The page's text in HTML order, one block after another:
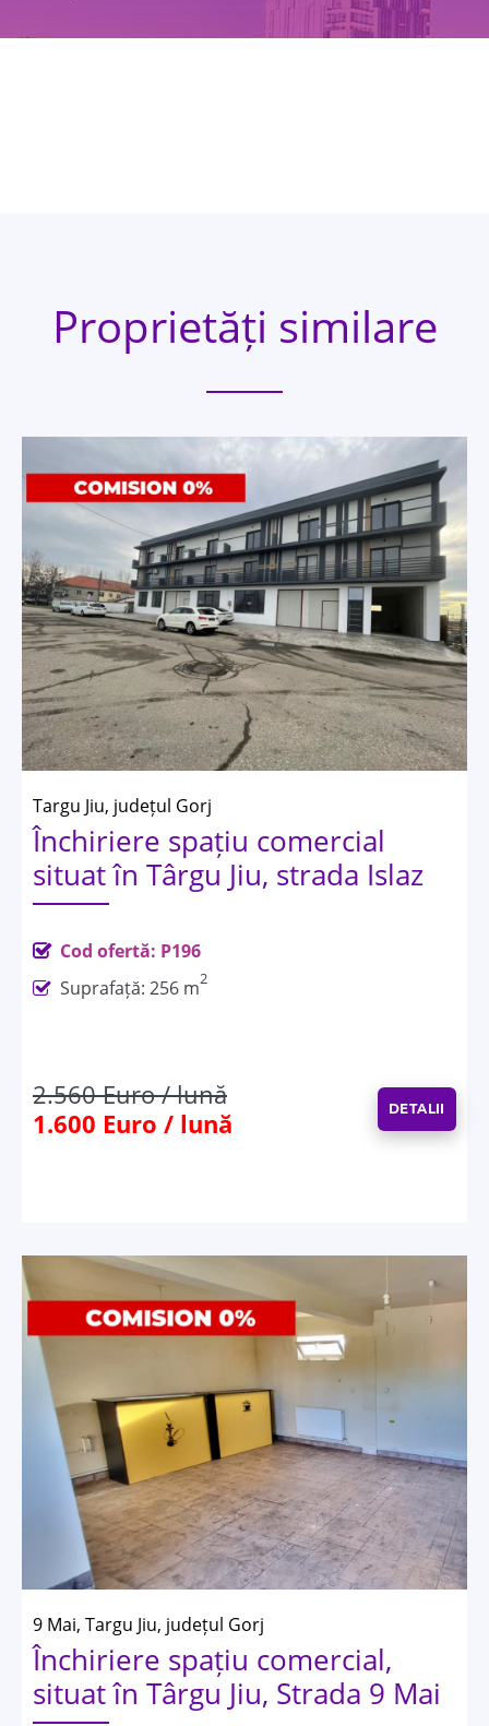
Proprietăți similare
Targu Jiu, județul Gorj
Închiriere spațiu comercial
situat în Târgu Jiu, strada Islaz
Cod ofertă: P196
Suprafață: 256 m2
2.560 Euro / lună
1.600 Euro / lună
DETALII
9 Mai, Targu Jiu, județul Gorj
Închiriere spațiu comercial,
situat în Târgu Jiu, Strada 9 Mai